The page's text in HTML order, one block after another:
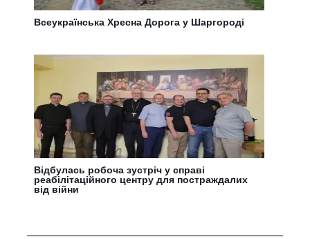
Всеукраїнська Хресна Дорога у Шаргороді
Відбулась робоча зустріч у справі
реабілітаційного центру для постраждалих
від війни